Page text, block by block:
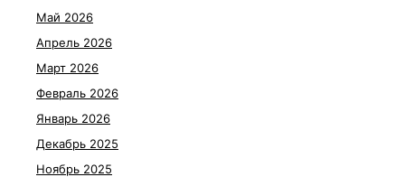
Май 2026
Апрель 2026
Март 2026
Февраль 2026
Январь 2026
Декабрь 2025
Ноябрь 2025